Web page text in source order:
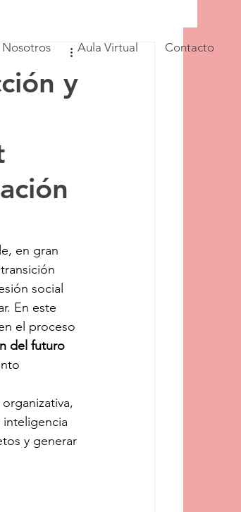
Nosotros Aula Virtual Contacto
y
en gran
social
En este
el proceso
del futuro
y generar